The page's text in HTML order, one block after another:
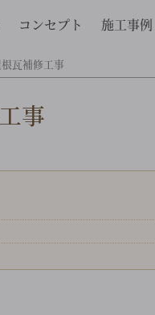
コンセプト 施工事例
瓦補修工事
事